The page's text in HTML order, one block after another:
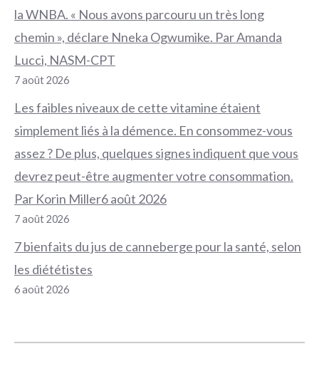
la WNBA. « Nous avons parcouru un très long
chemin », déclare Nneka Ogwumike. Par Amanda
Lucci, NASM-CPT
7 août 2026
Les faibles niveaux de cette vitamine étaient
simplement liés à la démence. En consommez-vous
assez ? De plus, quelques signes indiquent que vous
devrez peut-être augmenter votre consommation.
Par Korin Miller6 août 2026
7 août 2026
7 bienfaits du jus de canneberge pour la santé, selon
les diététistes
6 août 2026